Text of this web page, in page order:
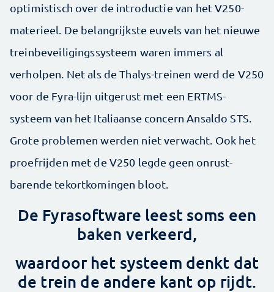
optimistisch over de introductie van het V250-
materieel. De belangrijkste euvels van het nieuwe
treinbeveiligingssysteem waren immers al
verholpen. Net als de Thalys-treinen werd de V250
voor de Fyra-lijn uitgerust met een ERTMS-
systeem van het Italiaanse concern Ansaldo STS.
Grote problemen werden niet verwacht. Ook het
proefrijden met de V250 legde geen onrust­
barende tekortkomingen bloot.
De Fyra­software leest soms een
baken verkeerd,
waardoor het systeem denkt dat
de trein de andere kant op rijdt.